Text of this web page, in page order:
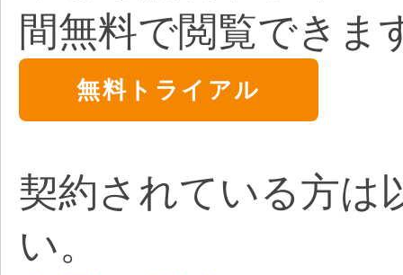
間無料で閲覧できま
無料トライアル
契約されている方は
い。